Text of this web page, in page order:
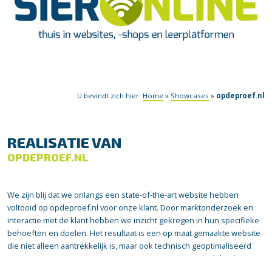
U bevindt zich hier: Home » Showcases » opdeproef.nl
REALISATIE VAN
OPDEPROEF.NL
We zijn blij dat we onlangs een state-of-the-art website hebben
voltooid op opdeproef.nl voor onze klant. Door marktonderzoek en
interactie met de klant hebben we inzicht gekregen in hun specifieke
behoeften en doelen. Het resultaat is een op maat gemaakte website
die niet alleen aantrekkelijk is, maar ook technisch geoptimaliseerd